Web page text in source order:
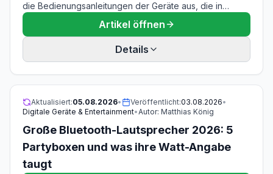
die Bedienungsanleitungen der Geräte aus, die in
diesem Cluster vorkommen — Weber Q 1400, SEVERIN
PG 8541 und PG 8565, WMF Lono Master-Grill, Tefal
Easygrill und Malaga, Steba VG 200. Daraus entstehen
konkrete Zeiten, Mengen und Verbote: welche
anders beantwortet wird.
Artikel öffnen
Details
Aktualisiert:05.08.2026• Veröffentlicht:03.08.2026•
Digitale Geräte & Entertainment•Autor: Matthias König
Große Bluetooth-Lautsprecher 2026: 5
Partyboxen und was ihre Watt-Angabe
taugt